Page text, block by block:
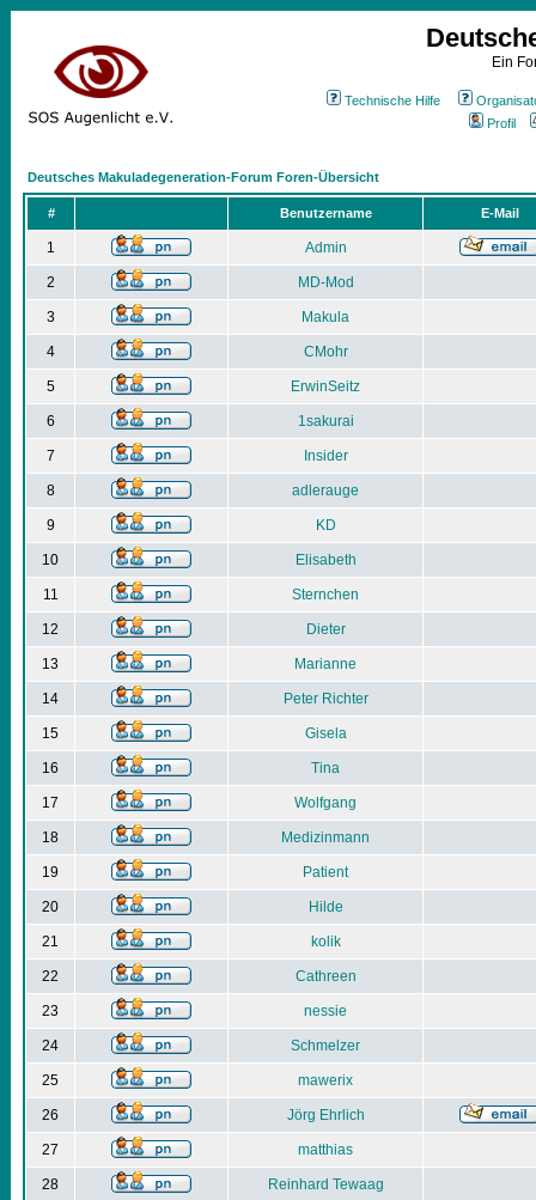
Ein
Technische Hilfe
Profil
Deutsches Makuladegeneration-Forum Foren-Übersicht
# Benutzername E-Mail
1 Admin
2 MD-Mod
3 Makula
4 CMohr
5 ErwinSeitz
6 1sakurai
7 Insider
8 adlerauge
9 KD
10 Elisabeth
11 Sternchen
12 Dieter
13 Marianne
14 Peter Richter
15 Gisela
16 Tina
17 Wolfgang
18 Medizinmann
19 Patient
20 Hilde
21 kolik
22 Cathreen
23 nessie
24 Schmelzer
25 mawerix
26 Jörg Ehrlich
27 matthias
28 Reinhard Tewaag